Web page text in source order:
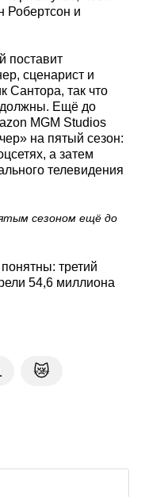
Робертсон и
поставит
сценарист и
Сантора, так что
должны. Ещё до
MGM Studios
на пятый сезон:
а затем
телевидения
сезоном ещё до
третий
54,6 миллиона
😿